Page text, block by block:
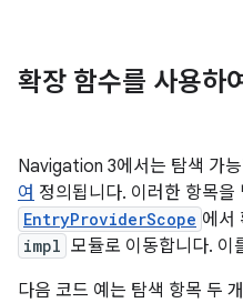
확장 함수를 사용하
Navigation 3에서는 탐색 가
여 정의됩니다. 이러한 항목을
EntryProviderScope 에서
impl 모듈로 이동합니다. 이
다음 코드 예는 탐색 항목 두